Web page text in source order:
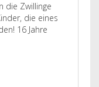
die Zwillinge
die eines
16 Jahre